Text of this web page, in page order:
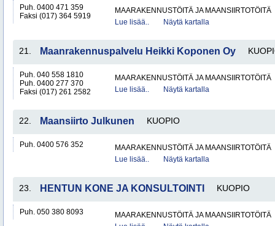
Puh. 0400 471 359
Faksi (017) 364 5919
MAARAKENNUSTÖITÄ JA MAANSIIRTOTÖITÄ
Lue lisää..
Näytä kartalla
21. Maanrakennuspalvelu Heikki Koponen Oy
Puh. 040 558 1810
Puh. 0400 277 370
Faksi (017) 261 2582
MAARAKENNUSTÖITÄ JA MAANSIIRTOTÖITÄ
Lue lisää..
Näytä kartalla
22. Maansiirto Julkunen KUOPIO
Puh. 0400 576 352
MAARAKENNUSTÖITÄ JA MAANSIIRTOTÖITÄ
Lue lisää..
Näytä kartalla
23. HENTUN KONE JA KONSULTOINTI KUOPIO
Puh. 050 380 8093
MAARAKENNUSTÖITÄ JA MAANSIIRTOTÖITÄ